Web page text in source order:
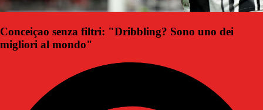
Conceiçao senza filtri: "Dribbling? Sono uno dei
migliori al mondo"